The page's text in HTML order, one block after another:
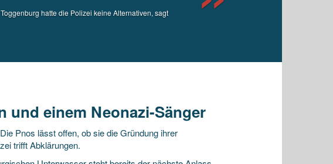
hatte die Polizei keine Alternativen, sagt
und einem Neonazi-Sänger
Pnos lässt offen, ob sie die Gründung ihrer
trifft Abklärungen.